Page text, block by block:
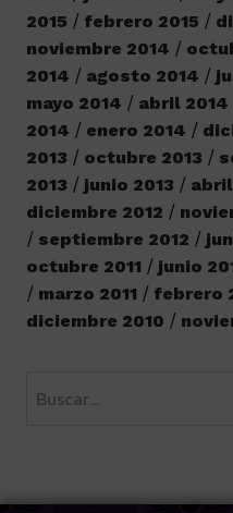
2015
febrero 2015
noviembre 2014
2014
agosto 2014
mayo 2014
abril 2014
2014
enero 2014
2013
octubre 2013
2013
junio 2013 abril
diciembre 2012
septiembre 2012
octubre 2011
junio
marzo 2011
febrero
diciembre 2010